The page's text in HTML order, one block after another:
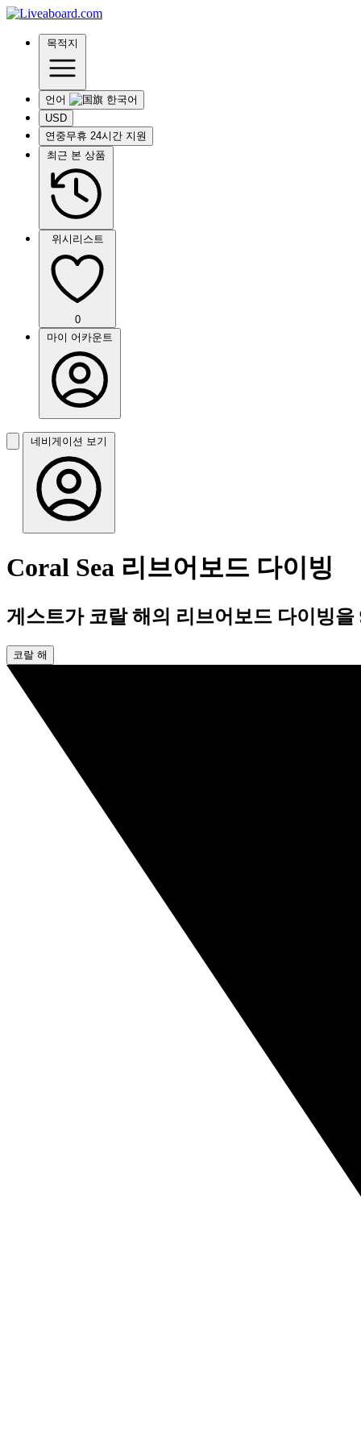
목적지
언어
USD
연중무휴 24시간 지원
최근 본 상품
위시리스트
0
마이 어카운트
네비게이션 보기
Coral Sea 리브어보드 다이빙
게스트가 코랄 해의 리브어보드 다이빙을
코랄 해